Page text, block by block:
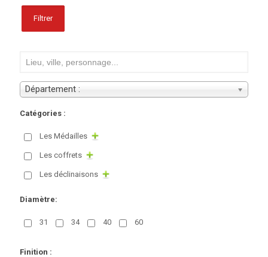
Filtrer
Département :
Catégories :
Les Médailles
Les coffrets
Les déclinaisons
Diamètre:
31 34 40 60
Finition :